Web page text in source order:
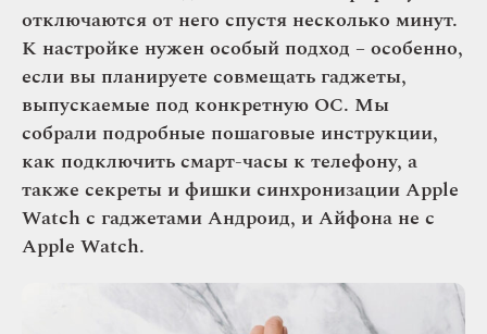
отключаются от него спустя несколько минут.
К настройке нужен особый подход – особенно,
если вы планируете совмещать гаджеты,
выпускаемые под конкретную ОС. Мы
собрали подробные пошаговые инструкции,
как подключить смарт-часы к телефону, а
также секреты и фишки синхронизации Apple
Watch с гаджетами Андроид, и Айфона не с
Apple Watch.